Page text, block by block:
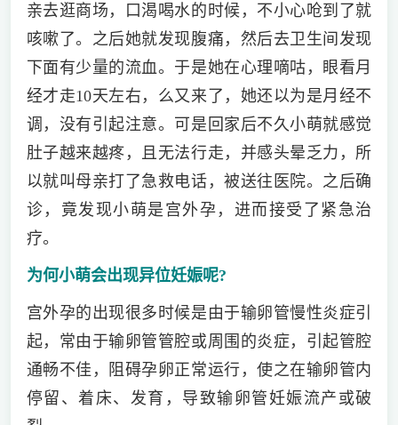
亲去逛商场，口渴喝水的时候，不小心呛到了就
咳嗽了。之后她就发现腹痛，然后去卫生间发现
下面有少量的流血。于是她在心理嘀咕，眼看月
经才走10天左右，么又来了，她还以为是月经不
调，没有引起注意。可是回家后不久小萌就感觉
肚子越来越疼，且无法行走，并感头晕乏力，所
以就叫母亲打了急救电话，被送往医院。之后确
诊，竟发现小萌是宫外孕，进而接受了紧急治
疗。
为何小萌会出现异位妊娠呢?
宫外孕的出现很多时候是由于输卵管慢性炎症引
起，常由于输卵管管腔或周围的炎症，引起管腔
通畅不佳，阻碍孕卵正常运行，使之在输卵管内
停留、着床、发育，导致输卵管妊娠流产或破